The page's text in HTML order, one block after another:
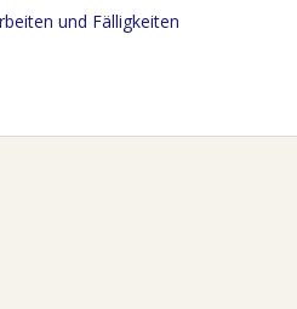
und Fälligkeiten